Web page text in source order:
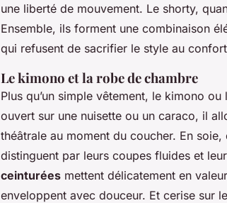
une liberté de mouvement. Le shorty,
Ensemble, ils forment une combinaison
qui refusent de sacrifier le style au
Le kimono et la robe de chambre
Plus qu’un simple vêtement, le kimono
ouvert sur une nuisette ou un caraco, il
théâtrale au moment du coucher. En
distinguent par leurs coupes fluides et
ceinturées mettent délicatement en
enveloppent avec douceur. Et cerise sur